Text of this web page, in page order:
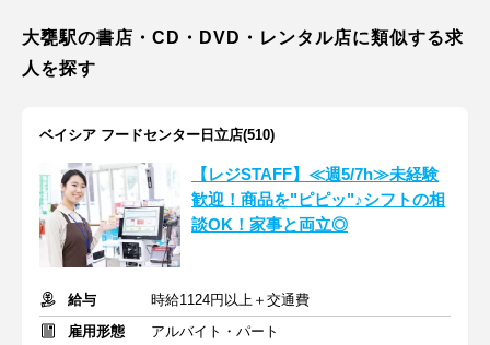
大甕駅の書店・CD・DVD・レンタル店に類似する求
人を探す
ベイシア フードセンター日立店(510)
【レジSTAFF】≪週5/7h≫未経験
歓迎！商品を"ピピッ"♪シフトの相
談OK！家事と両立◎
給与
時給1124円以上＋交通費
雇用形態
アルバイト・パート